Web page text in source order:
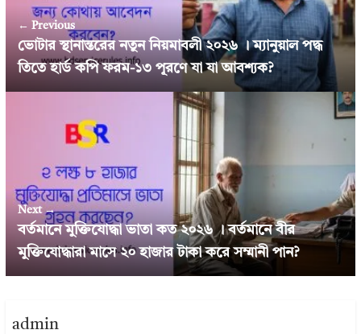
← Previous
ভোটার স্থানান্তরের নতুন নিয়মাবলী ২০২৬ । ম্যানুয়াল পদ্ধ
তিতে হার্ড কপি ফরম-১৩ পূরণে যা যা আবশ্যক?
Next →
বর্তমানে মুক্তিযোদ্ধা ভাতা কত ২০২৬ । বর্তমানে বীর
মুক্তিযোদ্ধারা মাসে ২০ হাজার টাকা করে সম্মানী পান?
admin